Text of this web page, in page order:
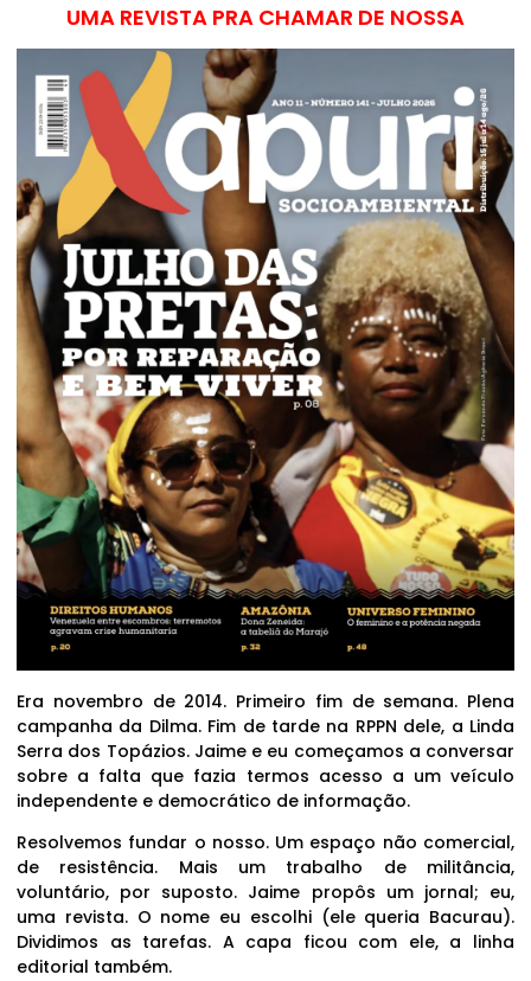
UMA REVISTA PRA CHAMAR DE NOSSA
Era novembro de 2014. Primeiro fim de semana. Plena
campanha da Dilma. Fim de tarde na RPPN dele, a Linda
Serra dos Topázios. Jaime e eu começamos a conversar
sobre a falta que fazia termos acesso a um veículo
independente e democrático de informação.
Resolvemos fundar o nosso. Um espaço não comercial,
de resistência. Mais um trabalho de militância,
voluntário, por suposto. Jaime propôs um jornal; eu,
uma revista. O nome eu escolhi (ele queria Bacurau).
Dividimos as tarefas. A capa ficou com ele, a linha
editorial também.